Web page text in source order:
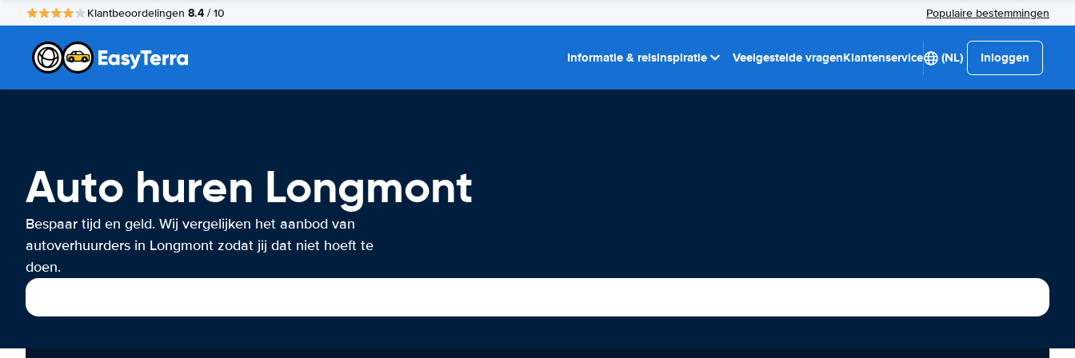
Klantbeoordelingen 8.4 / 10 Populaire bestemmingen
Informatie & reisinspiratie Veelgestelde vragenKlantenservice (NL) Inloggen
Auto huren Longmont
Bespaar tijd en geld. Wij vergelijken het aanbod van
autoverhuurders in Longmont zodat jij dat niet hoeft te
doen.